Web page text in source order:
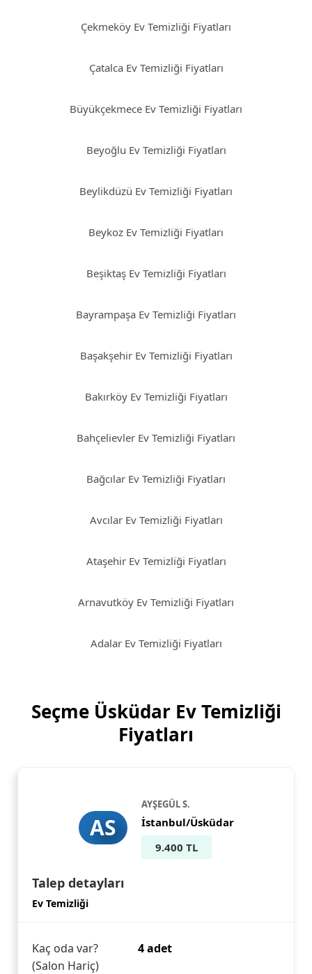
Çekmeköy Ev Temizliği Fiyatları
Çatalca Ev Temizliği Fiyatları
Büyükçekmece Ev Temizliği Fiyatları
Beyoğlu Ev Temizliği Fiyatları
Beylikdüzü Ev Temizliği Fiyatları
Beykoz Ev Temizliği Fiyatları
Beşiktaş Ev Temizliği Fiyatları
Bayrampaşa Ev Temizliği Fiyatları
Başakşehir Ev Temizliği Fiyatları
Bakırköy Ev Temizliği Fiyatları
Bahçelievler Ev Temizliği Fiyatları
Bağcılar Ev Temizliği Fiyatları
Avcılar Ev Temizliği Fiyatları
Ataşehir Ev Temizliği Fiyatları
Arnavutköy Ev Temizliği Fiyatları
Adalar Ev Temizliği Fiyatları
Seçme Üsküdar Ev Temizliği
Fiyatları
AS
AYŞEGÜL S.
İstanbul/Üsküdar
9.400 TL
Talep detayları
Ev Temizliği
Kaç oda var?
(Salon Hariç)
4 adet